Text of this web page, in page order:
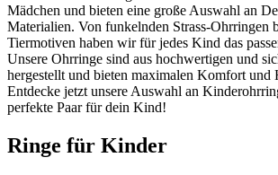
Mädchen und bieten eine große Auswahl an
Materialien. Von funkelnden Strass-Ohrringen
Tiermotiven haben wir für jedes Kind das
Unsere Ohrringe sind aus hochwertigen und
hergestellt und bieten maximalen Komfort und
Entdecke jetzt unsere Auswahl an
perfekte Paar für dein Kind!
Ringe für Kinder